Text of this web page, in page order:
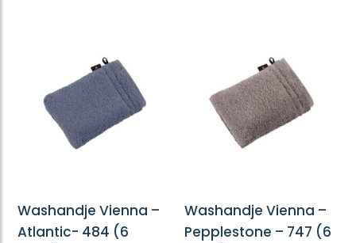
Washandje Vienna –
Atlantic- 484 (6
Washandje Vienna –
Pepplestone – 747 (6